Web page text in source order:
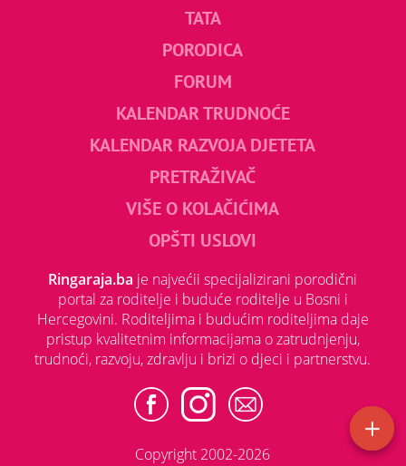
TATA
PORODICA
FORUM
KALENDAR TRUDNOĆE
KALENDAR RAZVOJA DJETETA
PRETRAŽIVAČ
VIŠE O KOLAČIĆIMA
OPŠTI USLOVI
Ringaraja.ba je najvećii specijalizirani porodični
portal za roditelje i buduće roditelje u Bosni i
Hercegovini. Roditeljima i budućim roditeljima daje
pristup kvalitetnim informacijama o zatrudnjenju,
trudnoći, razvoju, zdravlju i brizi o djeci i partnerstvu.
Copyright 2002-2026